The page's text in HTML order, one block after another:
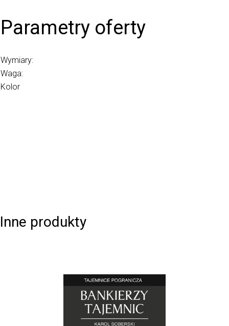
Parametry oferty
Wymiary:
Waga:
Kolor
Inne produkty